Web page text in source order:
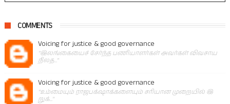
COMMENTS
Voicing for justice & good governance
"இலங்கையைச் சேர்ந்த பணியாளர்கள் அவர்கள் விவசாய
நிலத..."
Voicing for justice & good governance
"உம்மையும் ராஜபக்‌ஷாக்களையும் சரியான முறையில் இ
றுக்..."